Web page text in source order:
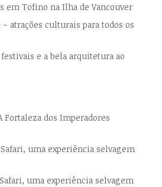
em Tofino na Ilha de Vancouver
atrações culturais para todos os
e a bela arquitetura ao
Fortaleza dos Imperadores
Safari, uma experiência selvagem
Safari, uma experiência selvagem